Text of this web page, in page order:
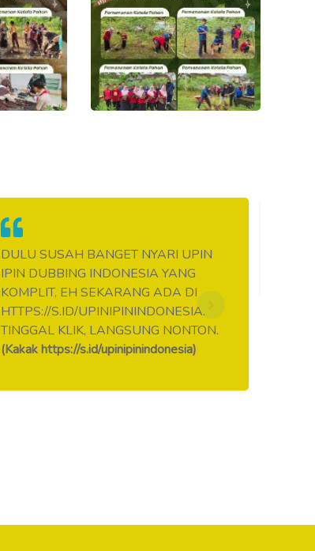
DULU SUSAH BANGET NYARI UPIN
IPIN DUBBING INDONESIA YANG
KOMPLIT, EH SEKARANG ADA DI
HTTPS://S.ID/UPINIPININDONESIA.
TINGGAL KLIK, LANGSUNG NONTON.
(Kakak https://s.id/upinipinindonesia)